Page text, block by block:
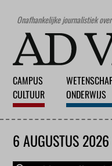
Onafhankelijke journalistiek
CAMPUS
CULTUUR
ONDERWIJS
6 AUGUSTUS 2026